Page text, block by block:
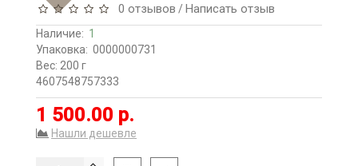
0 отзывов /Написать отзыв
Наличие: 1
Упаковка: 0000000731
Вес: 200 г
4607548757333
1 500.00 р.
Нашли дешевле